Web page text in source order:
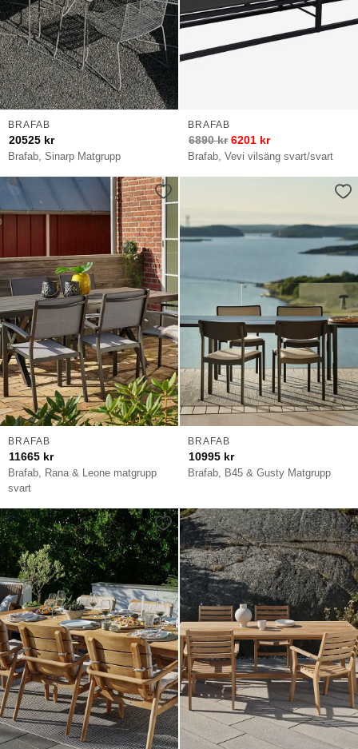
Brafab, Sinarp Matgrupp
BRAFAB
20525 kr
Brafab, Vevi vilsäng svart/svart
BRAFAB
6890kr 6201 kr
Brafab, Rana & Leone matgrupp
svart
BRAFAB
11665 kr
Brafab, B45 & Gusty Matgrupp
BRAFAB
10995 kr